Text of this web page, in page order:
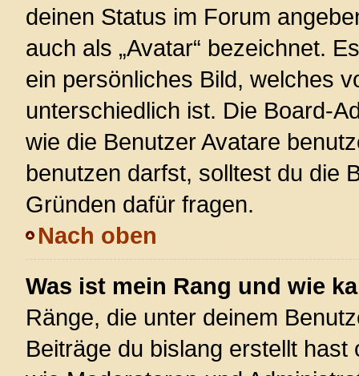
deinen Status im Forum
auch als „Avatar“ bezeichnet.
ein persönliches Bild, welches
unterschiedlich ist. Die Board-
wie die Benutzer Avatare
benutzen darfst, solltest du die
Gründen dafür fragen.
Nach oben
Was ist mein Rang und wie
Ränge, die unter deinem
Beiträge du bislang erstellt